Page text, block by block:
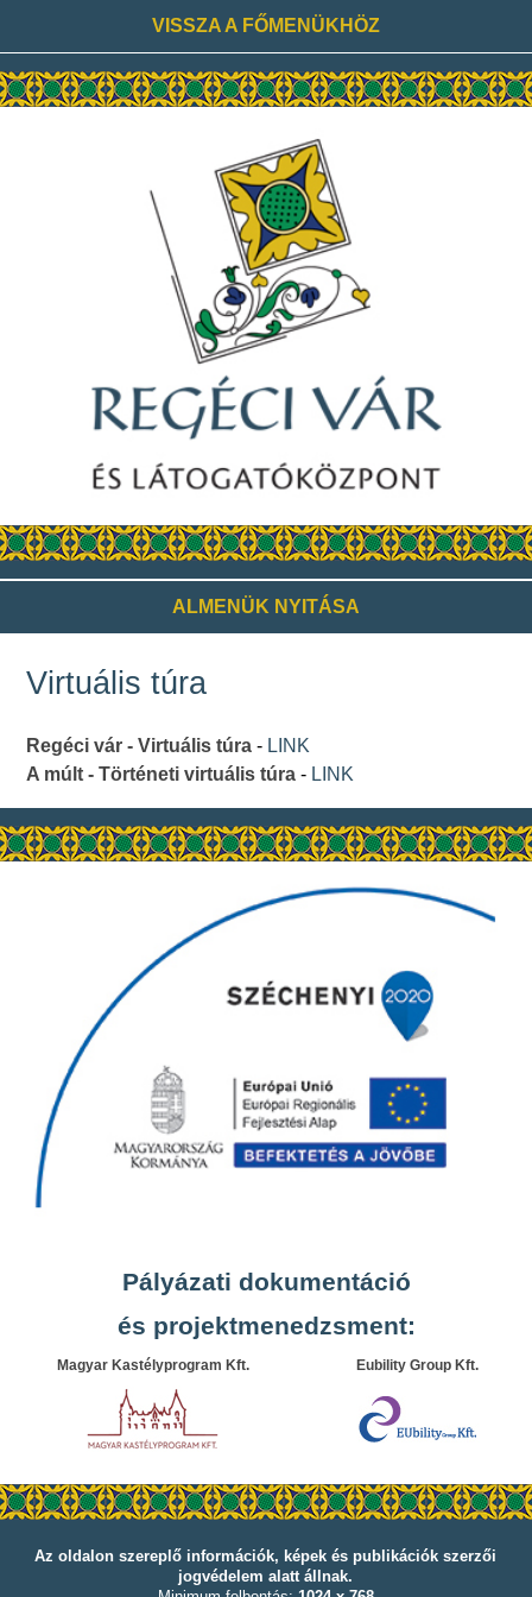
VISSZA A FŐMENÜKHÖZ
ALMENÜK NYITÁSA
Virtuális túra
Regéci vár - Virtuális túra - LINK
A múlt - Történeti virtuális túra - LINK
Pályázati dokumentáció
és projektmenedzsment:
Magyar Kastélyprogram Kft. Eubility Group Kft.
Az oldalon szereplő információk, képek és publikációk szerzői
jogvédelem alatt állnak.